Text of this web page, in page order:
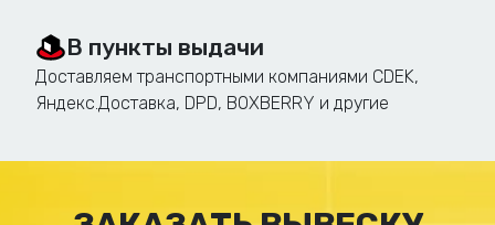
информации с помощью магнитов.
Специализированные стенды:
технике безопасности: стенды с
В пункты выдачи
Доставляем транспортными компаниями CDEK,
Яндекс.Доставка, DPD, BOXBERRY и другие